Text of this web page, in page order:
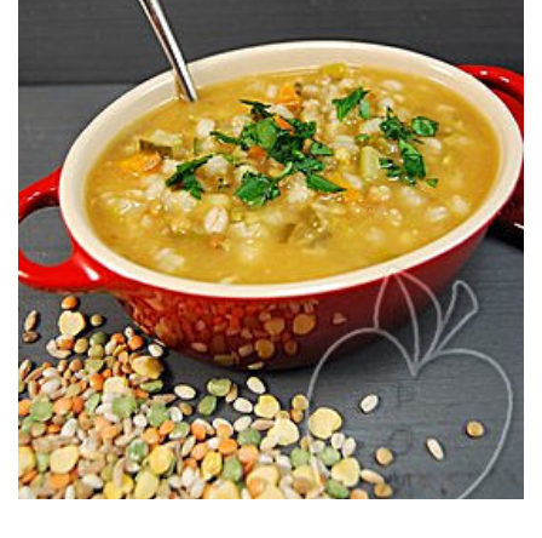
ZUPPA TRADIZIONALE CONTADINA
(SOUPE TRADITIONNELLE ITALIENNE
AUX LÉGUMES, CÉRÉALES &
LÉGUMINEUSES)
La zuppa contadina italienne est un plat où céréales et légumineuses
variées (et en quantités variables selon les régions) se mitonnent
lentement avec des herbes aromatiques et plein de légumes.